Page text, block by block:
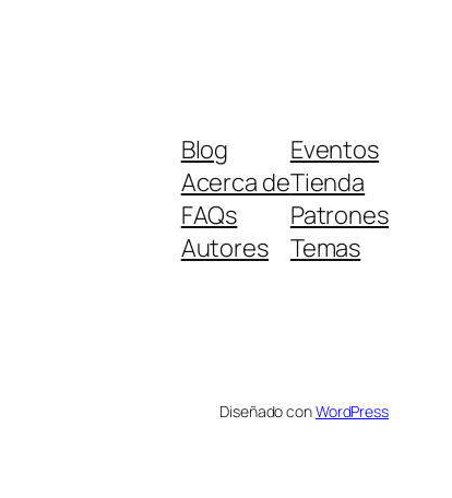
Blog
Acerca de
FAQs
Autores
Eventos
Tienda
Patrones
Temas
Diseñado conWordPress